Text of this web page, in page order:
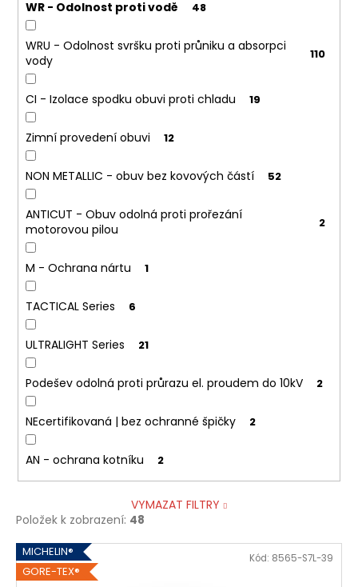
WR - Odolnost proti vodě 48
WRU - Odolnost svršku proti průniku a absorpci
vody
110
CI - Izolace spodku obuvi proti chladu 19
Zimní provedení obuvi 12
NON METALLIC - obuv bez kovových částí 52
ANTICUT - Obuv odolná proti prořezání
motorovou pilou
2
M - Ochrana nártu 1
TACTICAL Series 6
ULTRALIGHT Series 21
Podešev odolná proti průrazu el. proudem do 10kV 2
NEcertifikovaná | bez ochranné špičky 2
AN - ochrana kotníku 2
VYMAZAT FILTRY
Položek k zobrazení: 48
V
ý
MICHELIN®
GORE-TEX®
Kód: 8565-S7L-39